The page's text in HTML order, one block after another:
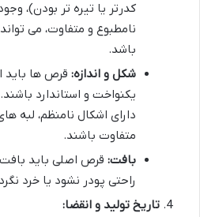
کدرتر یا تیره تر بودن)،
نامطبوع و متفاوت، می
باشد.
شکل و اندازه: قرص ها باید
یکنواخت و استاندارد
دارای اشکال نامنظم، لبه
متفاوت باشند.
بافت: قرص اصلی باید
راحتی پودر نشود یا خرد
تاریخ تولید و انقضا: